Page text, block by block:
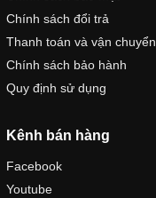
Chính sách đổi trả
Thanh toán và vận chuyển
Chính sách bảo hành
Quy định sử dụng
Kênh bán hàng
Facebook
Youtube